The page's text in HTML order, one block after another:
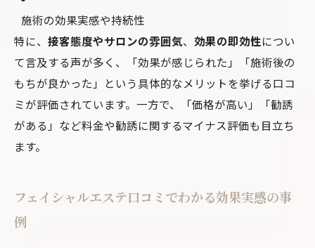
施術の効果実感や持続性
特に、 接客態度やサロンの雰囲気、 効果の即効性につい
て言及する声が多く、「効果が感じられた」「施術後の
もちが良かった」という具体的なメリットを挙げる口コ
ミが評価されています。一方で、「価格が高い」「勧誘
がある」など料金や勧誘に関するマイナス評価も目立ち
ます。
フェイシャルエステ口コミでわかる効果実感の事
例